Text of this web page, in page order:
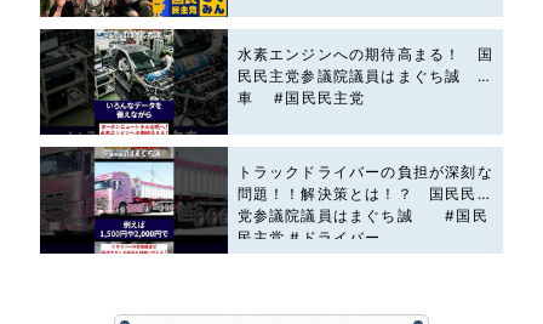
水素エンジンへの期待高まる！ 国
民民主党参議院議員はまぐち誠 #
車 #国民民主党
トラックドライバーの負担が深刻な
問題！！解決策とは！？ 国民民主
党参議院議員はまぐち誠 #国民
民主党 #ドライバー